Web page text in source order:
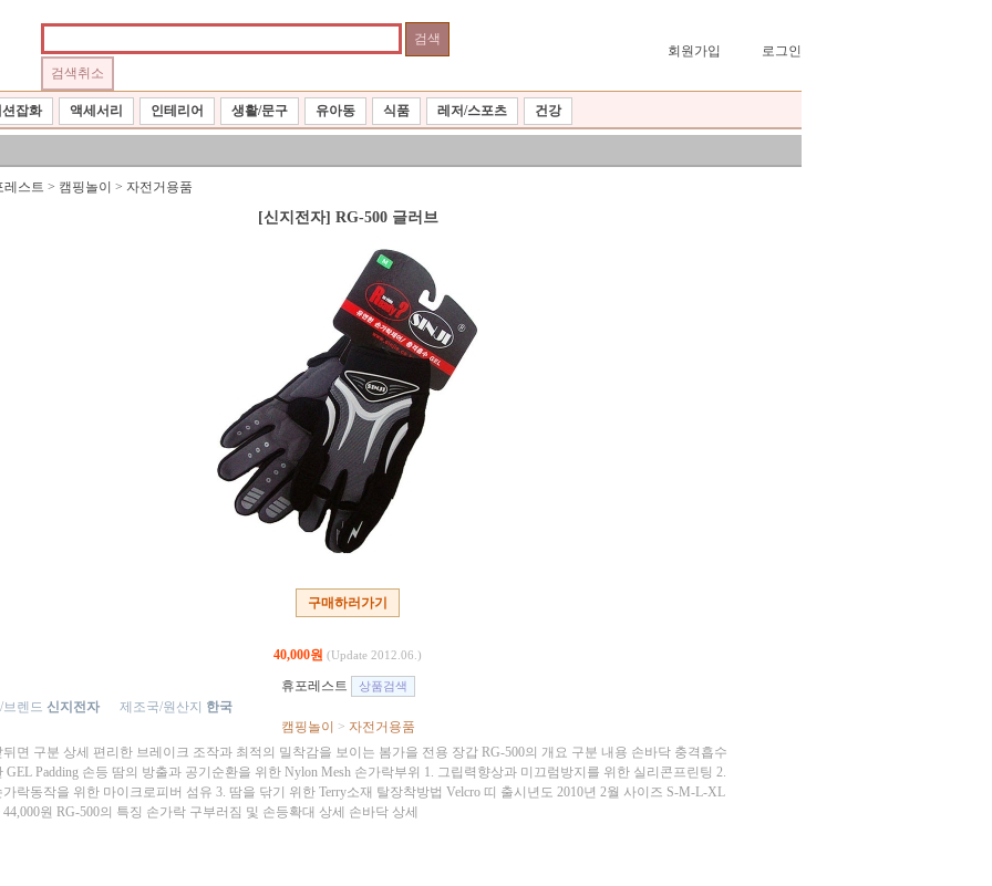
회원가입 로그인
잡화 액세서리 인테리어 생활/문구 유아동 식품 레저/스포츠 건강
레스트 > 캠핑놀이 > 자전거용품
[신지전자] RG-500 글러브
구매하러가기
40,000원 (Update 2012.06.)
휴포레스트
렌드 신지전자 제조국/원산지 한국
캠핑놀이
> 자전거용품
뒤면 구분 상세 편리한 브레이크 조작과 최적의 밀착감을 보이는 봄가을 전용 장갑 RG-500의 개요 구분 내용 손바닥 충격흡수
GEL Padding 손등 땀의 방출과 공기순환을 위한 Nylon Mesh 손가락부위 1. 그립력향상과 미끄럼방지를 위한 실리콘프린팅 2.
가락동작을 위한 마이크로피버 섬유 3. 땀을 닦기 위한 Terry소재 탈장착방법 Velcro 띠 출시년도 2010년 2월 사이즈 S-M-L-XL
44,000원 RG-500의 특징 손가락 구부러짐 및 손등확대 상세 손바닥 상세